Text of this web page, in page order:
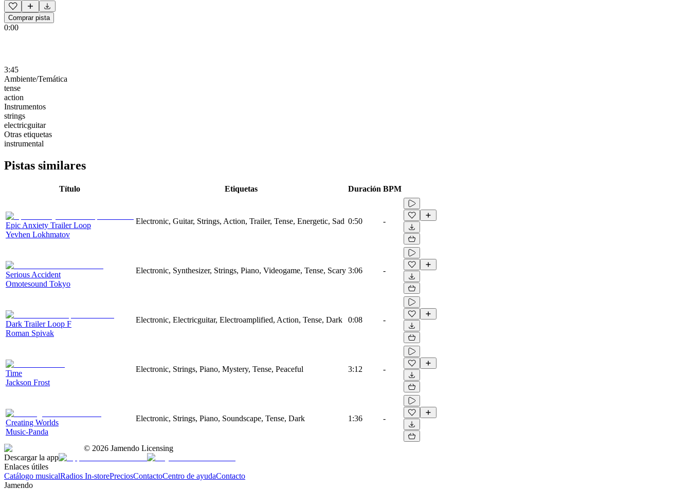
Comprar pista
0:00
3:45
Ambiente/Temática
tense
action
Instrumentos
strings
electricguitar
Otras etiquetas
instrumental
Pistas similares
Título Etiquetas Duración BPM
Epic Anxiety Trailer Loop
Yevhen Lokhmatov
Electronic, Guitar, Strings, Action, Trailer, Tense, Energetic, Sad 0:50 -
Serious Accident
Omotesound Tokyo
Electronic, Synthesizer, Strings, Piano, Videogame, Tense, Scary 3:06 -
Dark Trailer Loop F
Roman Spivak
Electronic, Electricguitar, Electroamplified, Action, Tense, Dark 0:08 -
Time
Jackson Frost
Electronic, Strings, Piano, Mystery, Tense, Peaceful 3:12 -
Creating Worlds
Music-Panda
Electronic, Strings, Piano, Soundscape, Tense, Dark 1:36 -
© 2026 Jamendo Licensing
Descargar la app
Enlaces útiles
Catálogo musicalRadios In-storePreciosContactoCentro de ayudaContacto
Jamendo